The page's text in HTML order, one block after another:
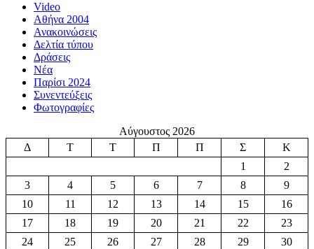
Video
Αθήνα 2004
Ανακοινώσεις
Δελτία τύπου
Δράσεις
Νέα
Παρίσι 2024
Συνεντεύξεις
Φωτογραφίες
Αύγουστος 2026
Δ
Τ Τ Π Π Σ
Κ
1
2
3
4 5 6 7 8
9
10
11 12 13 14 15
16
17
18 19 20 21 22
23
24
25 26 27 28 29
30